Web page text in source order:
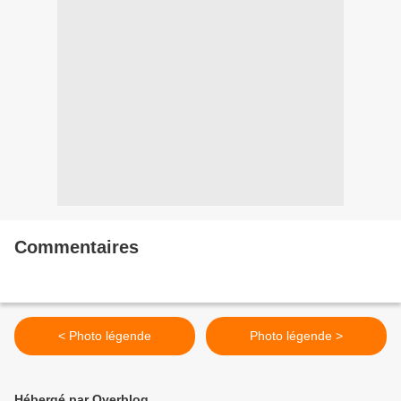
Commentaires
< Photo légende Photo légende >